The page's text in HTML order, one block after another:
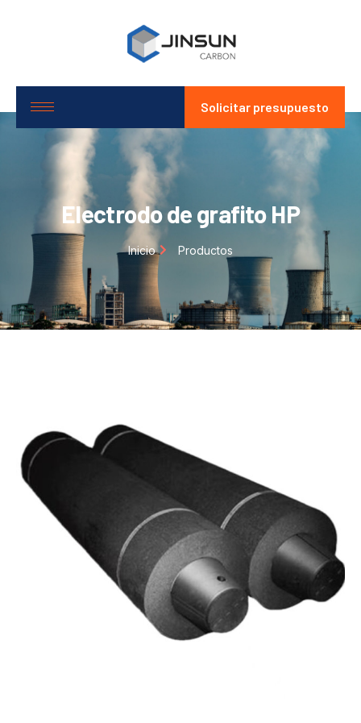
Solicitar presupuesto
Electrodo de grafito HP
Inicio Productos